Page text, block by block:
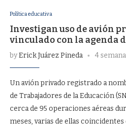
Política educativa
Investigan uso de avión
vinculado con la agenda
byErick Juárez Pineda 4
Un avión privado registrado a
de Trabajadores de la Educación
cerca de 95 operaciones aéreas
meses, varias de ellas